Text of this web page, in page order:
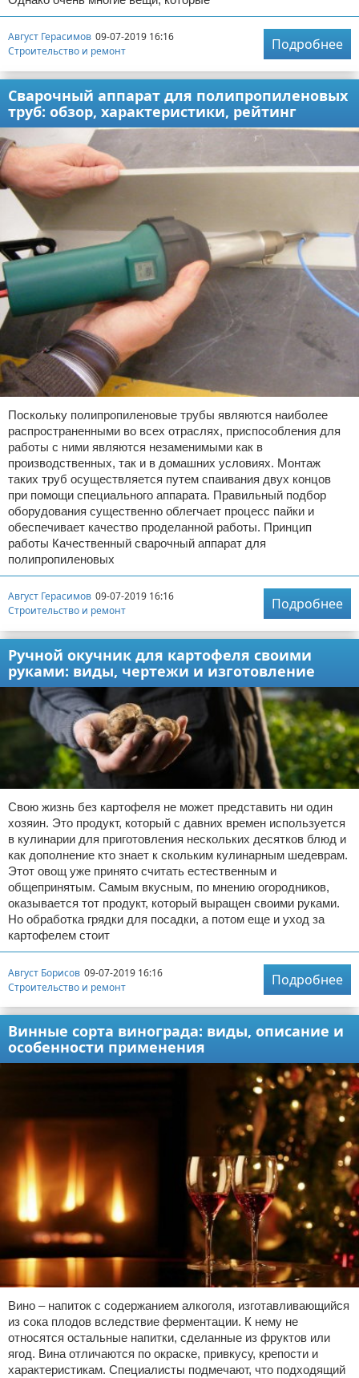
Август Герасимов 09-07-2019 16:16
Строительство и ремонт
Подробнее
Сварочный аппарат для полипропиленовых
труб: обзор, характеристики, рейтинг
Поскольку полипропиленовые трубы являются наиболее
распространенными во всех отраслях, приспособления для
работы с ними являются незаменимыми как в
производственных, так и в домашних условиях. Монтаж
таких труб осуществляется путем спаивания двух концов
при помощи специального аппарата. Правильный подбор
оборудования существенно облегчает процесс пайки и
обеспечивает качество проделанной работы. Принцип
работы Качественный сварочный аппарат для
полипропиленовых
Август Герасимов 09-07-2019 16:16
Строительство и ремонт
Подробнее
Ручной окучник для картофеля своими
руками: виды, чертежи и изготовление
Свою жизнь без картофеля не может представить ни один
хозяин. Это продукт, который с давних времен используется
в кулинарии для приготовления нескольких десятков блюд и
как дополнение кто знает к скольким кулинарным шедеврам.
Этот овощ уже принято считать естественным и
общепринятым. Самым вкусным, по мнению огородников,
оказывается тот продукт, который выращен своими руками.
Но обработка грядки для посадки, а потом еще и уход за
картофелем стоит
Август Борисов 09-07-2019 16:16
Строительство и ремонт
Подробнее
Винные сорта винограда: виды, описание и
особенности применения
Вино – напиток с содержанием алкоголя, изготавливающийся
из сока плодов вследствие ферментации. К нему не
относятся остальные напитки, сделанные из фруктов или
ягод. Вина отличаются по окраске, привкусу, крепости и
характеристикам. Специалисты подмечают, что подходящий